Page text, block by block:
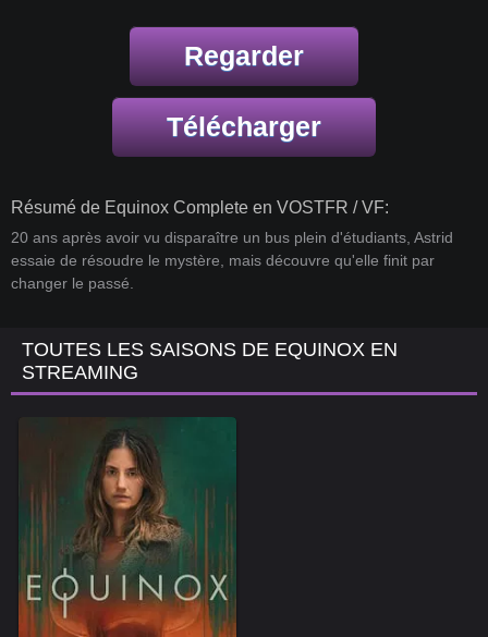
Regarder
Télécharger
Résumé de Equinox Complete en VOSTFR / VF:
20 ans après avoir vu disparaître un bus plein d'étudiants, Astrid
essaie de résoudre le mystère, mais découvre qu'elle finit par
changer le passé.
TOUTES LES SAISONS DE EQUINOX EN
STREAMING